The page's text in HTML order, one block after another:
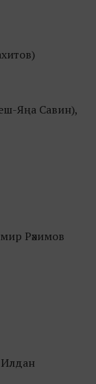
Яңа Савин),
Рәхимов